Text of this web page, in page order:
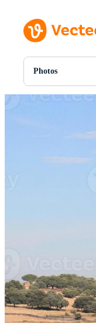
Photos
Toutes
Vecteurs